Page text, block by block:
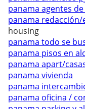
panama agentes
panama
housing
panama todo se
panama pisos en
panama apart/
panama vivienda
panama
panama oficina /